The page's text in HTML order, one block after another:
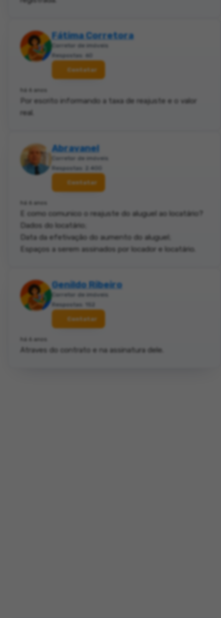
Fátima Corretora
Corretor de imóveis
Respostas: 60
Contatar
há 6 anos
Por escrito informando a taxa de reajuste e o valor
real.
Abravanel
Corretor de imóveis
Respostas: 2.400
Contatar
há 6 anos
E como comunico o reajuste do aluguel ao locatário?
Dados do locatário;
Data da efetivação do aumento do aluguel;
Espaços a serem assinados por locador e locatário.
Genildo Ribeiro
Corretor de imóveis
Respostas: 152
Contatar
há 6 anos
Atraves do contrato e na assinatura dele.